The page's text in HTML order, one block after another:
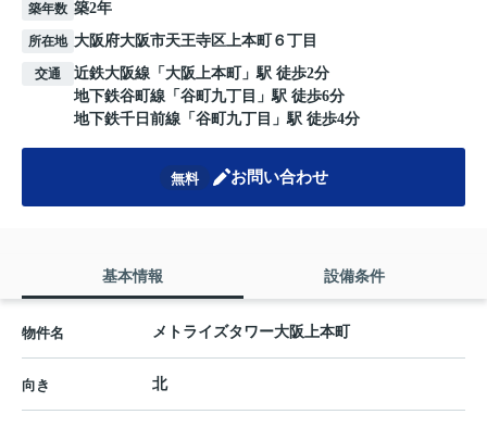
築年数 築2年
所在地 大阪府大阪市天王寺区上本町６丁目
交通 近鉄大阪線 「 大阪上本町
」駅 徒歩2分
地下鉄谷町線 「 谷町九丁目 」駅 徒歩6分
地下鉄千日前線 「 谷町九丁目 」駅 徒歩4分
無料 お問い合わせ
基本情報 設備条件
物件名 メトライズタワー大阪上本町
向き 北